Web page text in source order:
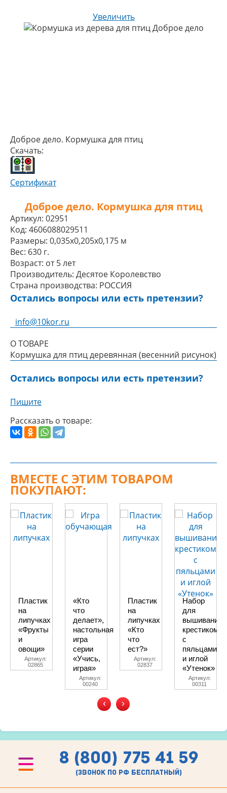
Увеличить
Доброе дело. Кормушка для птиц
Скачать:
Сертификат
Доброе дело. Кормушка для птиц
Артикул: 02951
Код: 4606088029511
Размеры: 0,035x0,205x0,175 м
Вес: 630 г.
Возраст: от 5 лет
Производитель: Десятое Королевство
Страна производства: РОССИЯ
Остались вопросы или есть претензии?
info@10kor.ru
О ТОВАРЕ
Кормушка для птиц деревянная (весенний рисунок)
Остались вопросы или есть претензии?
Пишите
Рассказать о товаре:
ВМЕСТЕ С ЭТИМ ТОВАРОМ
ПОКУПАЮТ:
Пластик
на
липучках
«Фрукты
и
овощи»
Артикул:
02865
«Кто
что
делает»,
настольная
игра
серии
«Учись,
играя»
Артикул:
00240
Пластик
на
липучках
«Кто
что
ест?»
Артикул:
02837
Набор
для
вышивания
крестиком
с
пяльцами
и иглой
«Утенок»
Артикул:
00311
‹ ›
8 (800) 775 41 59
(звонок по рф бесплатный)